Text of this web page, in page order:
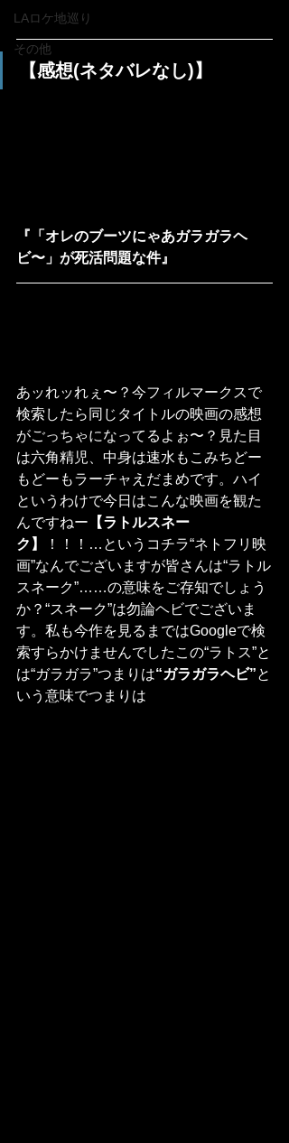
LAロケ地巡り
その他
【感想(ネタバレなし)】
『「オレのブーツにゃあガラガラヘ
ビ〜」が死活問題な件』
あッれッれぇ〜？今フィルマークスで
検索したら同じタイトルの映画の感想
がごっちゃになってるよぉ〜？見た目
は六角精児、中身は速水もこみちどー
もどーもラーチャえだまめです。ハイ
というわけで今日はこんな映画を観た
んですねー 【ラトルスネー
ク】
！！！…というコチラ“ネトフリ映
画”なんでございますが皆さんは“ラトル
スネーク”……の意味をご存知でしょう
か？“スネーク”は勿論ヘビでございま
す。私も今作を見るまではGoogleで検
索すらかけませんでしたこの“ラトス”と
は“ガラガラ”つまりは“ガラガラヘビ”と
いう意味でつまりは